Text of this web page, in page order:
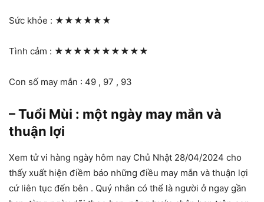
Sức khỏe : ★★★★★★
Tình cảm : ★★★★★★★★★★
Con số may mắn : 49 , 97 , 93
– Tuổi Mùi : một ngày may mắn và
thuận lợi
Xem tử vi hàng ngày hôm nay Chủ Nhật 28/04/2024 cho
thấy xuất hiện điềm báo những điều may mắn và thuận lợi
cứ liên tục đến bên . Quý nhân có thể là người ở ngay gần